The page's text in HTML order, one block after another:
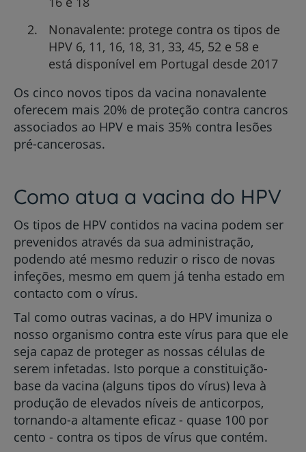
Nonavalente: protege contra os tipos de
HPV 6, 11, 16, 18, 31, 33, 45, 52 e 58 e
está disponível em Portugal desde 2017
Os cinco novos tipos da vacina nonavalente
oferecem mais 20% de proteção contra cancros
associados ao HPV e mais 35% contra lesões
pré-cancerosas.
Como atua a vacina do HPV
Os tipos de HPV contidos na vacina podem ser
prevenidos através da sua administração,
podendo até mesmo reduzir o risco de novas
infeções, mesmo em quem já tenha estado em
contacto com o vírus.
Tal como outras vacinas, a do HPV imuniza o
nosso organismo contra este vírus para que ele
seja capaz de proteger as nossas células de
serem infetadas. Isto porque a constituição-
base da vacina (alguns tipos do vírus) leva à
produção de elevados níveis de anticorpos,
tornando-a altamente eficaz - quase 100 por
cento - contra os tipos de vírus que contém.